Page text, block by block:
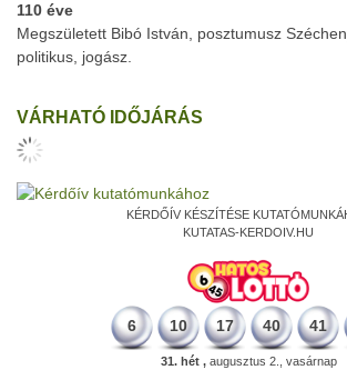
110 éve
Megszületett Bibó István, posztumusz
politikus, jogász.
VÁRHATÓ IDŐJÁRÁS
KÉRDŐÍV KÉSZÍTÉSE
KUTATAS-KERDOIV.HU
6 10 17 40 41
31. hét ,augusztus 2., vasárnap